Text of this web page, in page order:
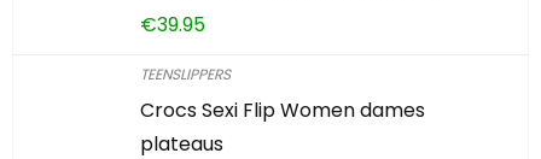
€39.95
TEENSLIPPERS
Crocs Sexi Flip Women dames
plateaus